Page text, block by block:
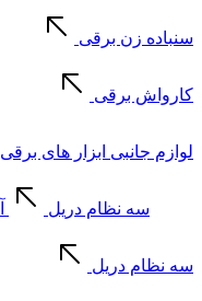
سنباده زن برقی
کارواش برقی
لوازم جانبی ابزار های برقی
سه نظام دریل
سه نظام دریل